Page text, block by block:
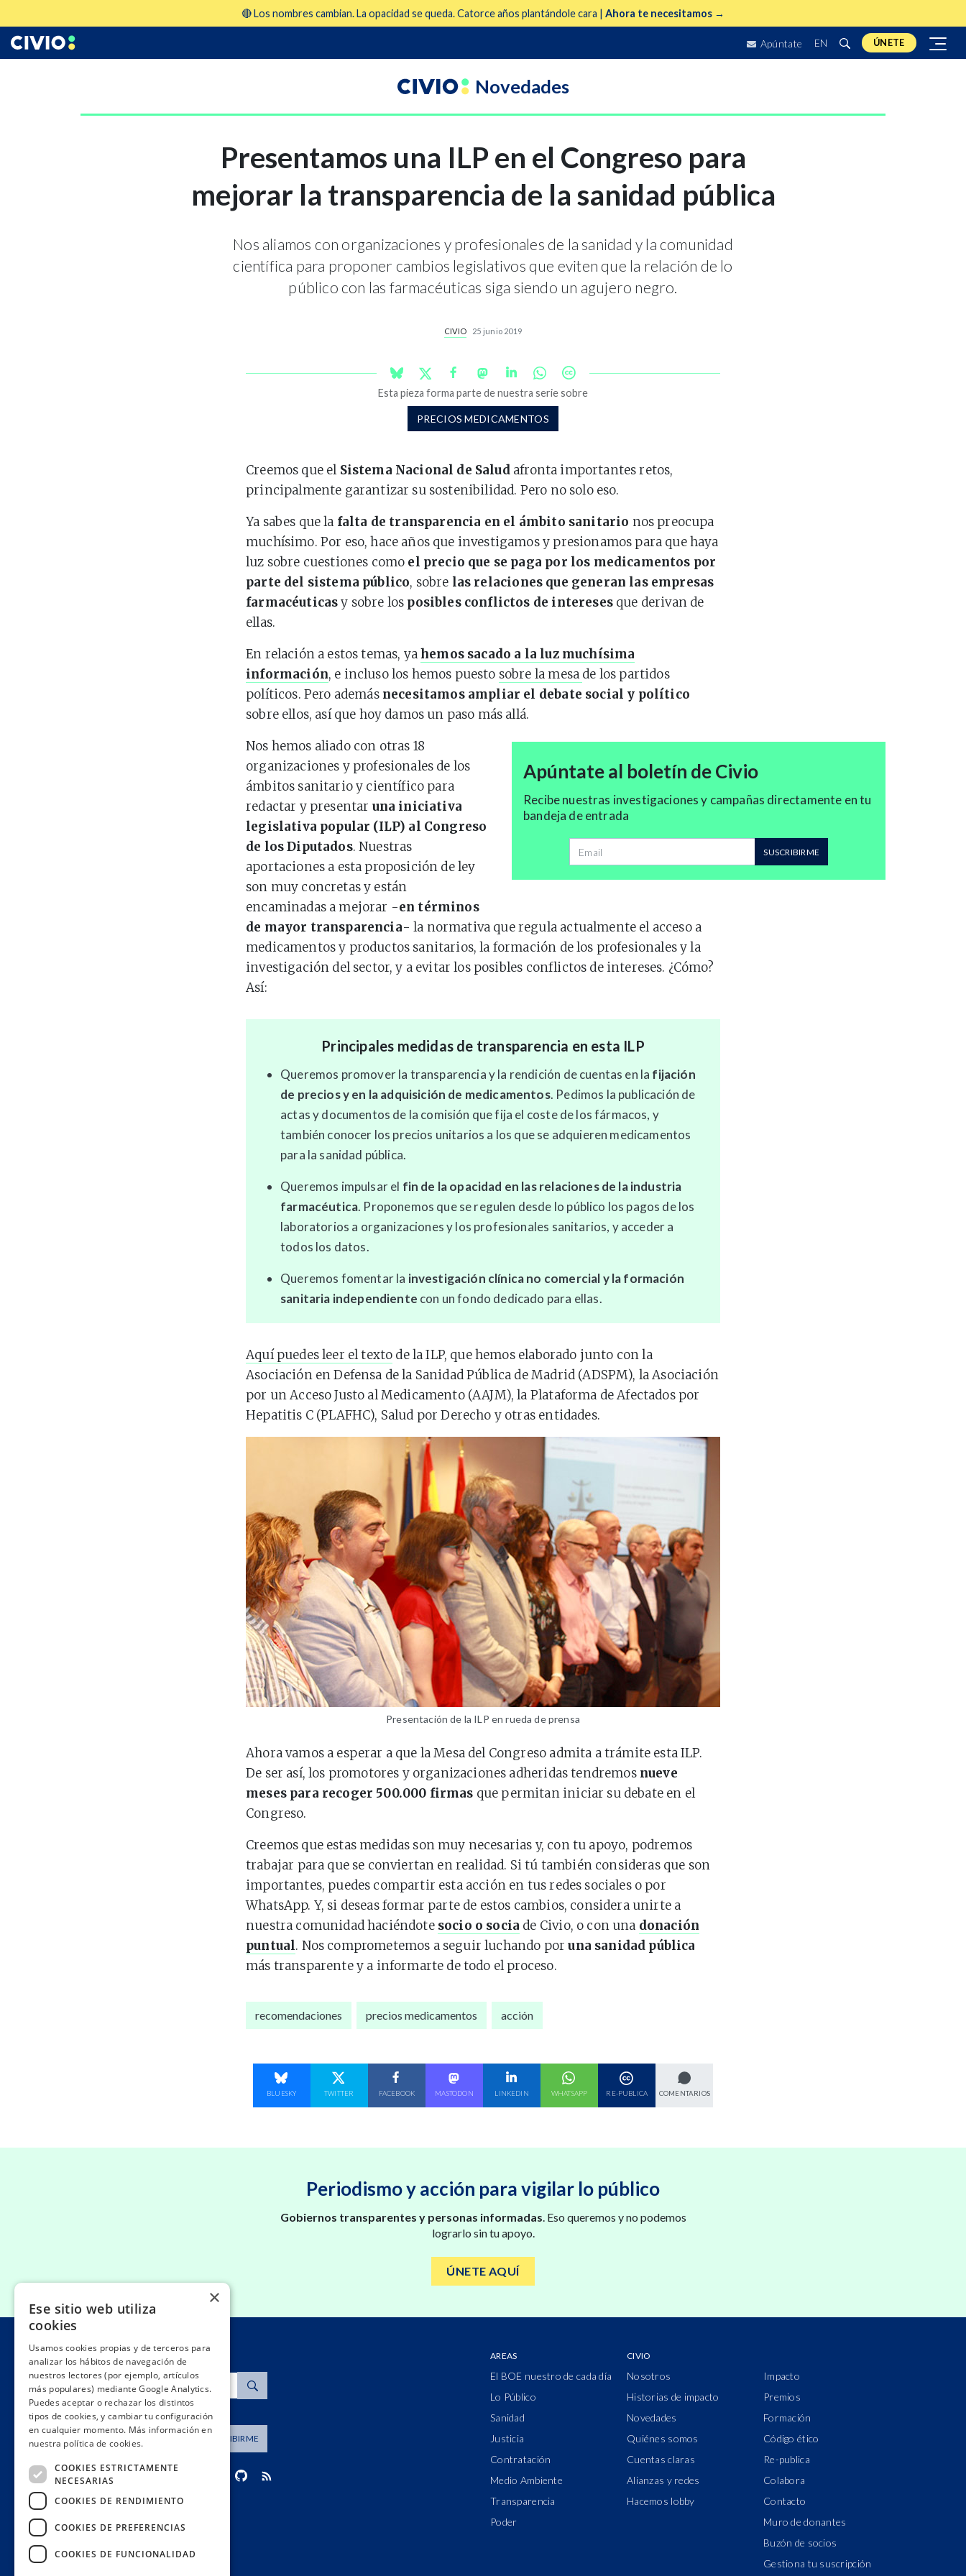
🔴 Los nombres cambian. La opacidad se queda. Catorce años plantándole cara | Ahora te necesitamos →
Apúntate EN ÚNETE
Novedades
Presentamos una ILP en el Congreso para
mejorar la transparencia de la sanidad pública
Nos aliamos con organizaciones y profesionales de la sanidad y la comunidad
científica para proponer cambios legislativos que eviten que la relación de lo
público con las farmacéuticas siga siendo un agujero negro.
CIVIO 25 junio 2019
Esta pieza forma parte de nuestra serie sobre
PRECIOS MEDICAMENTOS
Creemos que el Sistema Nacional de Saludafronta importantes retos,
principalmente garantizar su sostenibilidad. Pero no solo eso.
Ya sabes que la falta de transparencia en el ámbito sanitario nos preocupa
muchísimo. Por eso, hace años que investigamos y presionamos para que haya
luz sobre cuestiones como el precio que se paga por los medicamentos por
parte del sistema público, sobre las relaciones que generan las empresas
farmacéuticasy sobre los posibles conflictos de interesesque derivan de
ellas.
En relación a estos temas, yahemos sacado a la luz muchísima
información, e incluso los hemos puesto sobre la mesa de los partidos
políticos. Pero además necesitamos ampliar el debate social y político
sobre ellos, así que hoy damos un paso más allá.
Apúntate al boletín de Civio
Recibe nuestras investigaciones y campañas directamente en tu
bandeja de entrada
Dirección de correo SUSCRIBIRME
Nos hemos aliado con otras 18
organizaciones y profesionales de los
ámbitos sanitario y científico para
redactar y presentar una iniciativa
legislativa popular (ILP) al Congreso
de los Diputados. Nuestras
aportaciones a esta proposición de ley
son muy concretas y están
encaminadas a mejorar -en términos
de mayor transparencia- la normativa que regula actualmente el acceso a
medicamentos y productos sanitarios, la formación de los profesionales y la
investigación del sector, y a evitar los posibles conflictos de intereses. ¿Cómo?
Así:
Principales medidas de transparencia en esta ILP
Queremos promover la transparencia y la rendición de cuentas en la fijación
de precios y en la adquisición de medicamentos. Pedimos la publicación de
actas y documentos de la comisión que fija el coste de los fármacos, y
también conocer los precios unitarios a los que se adquieren medicamentos
para la sanidad pública.
Queremos impulsar el fin de la opacidad en las relaciones de la industria
farmacéutica. Proponemos que se regulen desde lo público los pagos de los
laboratorios a organizaciones y los profesionales sanitarios, y acceder a
todos los datos.
Queremos fomentar la investigación clínica no comercial y la formación
sanitaria independiente con un fondo dedicado para ellas.
Aquí puedes leer el texto de la ILP, que hemos elaborado junto con la
Asociación en Defensa de la Sanidad Pública de Madrid (ADSPM), la Asociación
por un Acceso Justo al Medicamento (AAJM), la Plataforma de Afectados por
Hepatitis C (PLAFHC), Salud por Derecho y otras entidades.
Presentación de la ILP en rueda de prensa
Ahora vamos a esperar a que la Mesa del Congreso admita a trámite esta ILP.
De ser así, los promotores y organizaciones adheridas tendremos nueve
meses para recoger 500.000 firmas que permitan iniciar su debate en el
Congreso.
Creemos que estas medidas son muy necesarias y, con tu apoyo, podremos
trabajar para que se conviertan en realidad. Si tú también consideras que son
importantes, puedes compartir esta acción en tus redes sociales o por
WhatsApp. Y, si deseas formar parte de estos cambios, considera unirte a
nuestra comunidad haciéndote socio o socia de Civio, o con una donación
puntual. Nos comprometemos a seguir luchando poruna sanidad pública
más transparente y a informarte de todo el proceso.
recomendaciones precios medicamentos acción
COMPARTE EN
BLUESKY
COMPARTE EN
TWITTER
COMPARTE EN
FACEBOOK
COMPARTE EN
MASTODON
COMPARTE EN
LINKEDIN
COMPARTE EN
WHATSAPP RE-PUBLICA COMENTARIOS
Periodismo y acción para vigilar lo público
Gobiernos transparentes y personas informadas . Eso queremos y no podemos
lograrlo sin tu apoyo.
ÚNETE AQUÍ
Buscar
Dirección de correo SUSCRIBIRME
contacto@civio.es
AREAS
El BOE nuestro de cada día
Lo Público
Sanidad
Justicia
Contratación
Medio Ambiente
Transparencia
Poder
CIVIO
Nosotros
Historias de impacto
Novedades
Quiénes somos
Cuentas claras
Alianzas y redes
Hacemos lobby
Impacto
Premios
Formación
Código ético
Re-publica
Colabora
Contacto
Muro de donantes
Buzón de socios
Gestiona tu suscripción
×
Ese sitio web utiliza
cookies
Usamos cookies propias y de terceros para
analizar los hábitos de navegación de
nuestros lectores (por ejemplo, artículos
más populares) mediante Google Analytics.
Puedes aceptar o rechazar los distintos
tipos de cookies, y cambiar tu configuración
en cualquier momento. Más información en
nuestra política de cookies.
COOKIES ESTRICTAMENTE
NECESARIAS
COOKIES DE RENDIMIENTO
COOKIES DE PREFERENCIAS
COOKIES DE FUNCIONALIDAD